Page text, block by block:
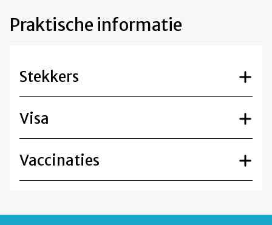
Praktische informatie
Stekkers
Visa
Vaccinaties